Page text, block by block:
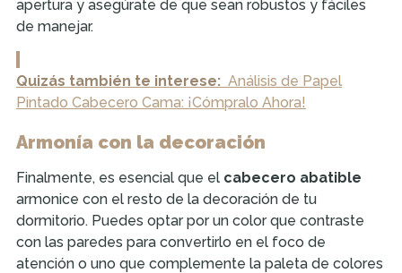
apertura y asegúrate de que sean robustos y fáciles
de manejar.
Quizás también te interese: Análisis de Papel
Pintado Cabecero Cama: ¡Cómpralo Ahora!
Armonía con la decoración
Finalmente, es esencial que el cabecero abatible
armonice con el resto de la decoración de tu
dormitorio. Puedes optar por un color que contraste
con las paredes para convertirlo en el foco de
atención o uno que complemente la paleta de colores